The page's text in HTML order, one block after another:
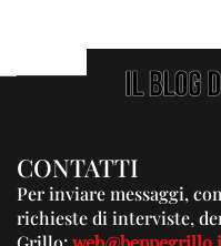
CONTATTI
Per inviare messaggi,
richieste di interviste,